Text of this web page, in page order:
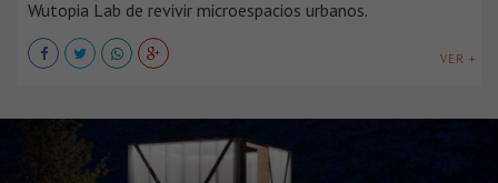
Wutopia Lab de revivir microespacios urbanos.
VER +